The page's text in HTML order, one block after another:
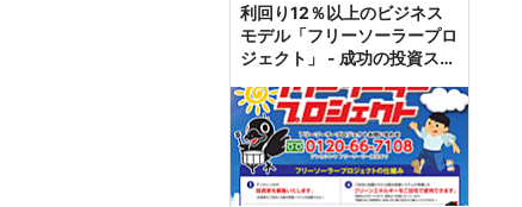
利回り12％以上のビジネス
モデル「フリーソーラープロ
ジェクト」 - 成功の投資スキ